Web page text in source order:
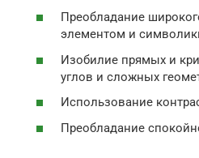
Преобладание
элементом и
Изобилие прямых и
углов и сложных
Использование
Преобладание